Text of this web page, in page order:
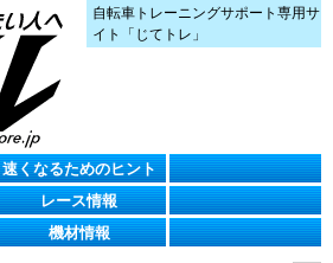
自転車トレーニングサポート専用サ
イト「じてトレ」
速くなるためのヒント
レース情報
機材情報